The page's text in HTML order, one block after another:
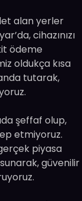
alan yerler
cihazınızı
ödeme
oldukça kısa
tutarak,
şeffaf olup,
etmiyoruz.
piyasa
güvenilir